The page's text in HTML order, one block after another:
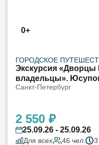
0+
ГОРОДСКОЕ
Экскурсия «Дворцы
владельцы».
Санкт-Петербург
2 550 ₽
25.09.26 - 25.09.26
Для всех 46 чел. 3